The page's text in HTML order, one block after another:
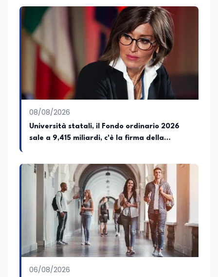
risiede stabilmente) e Presidente
Nazionale di ENBAS, ente bilaterale attivo
nella formazione professionale e nelle
politiche attive per il lavoro. In qualità di
Coordinatore Nazionale dei Progetti di
Ricerca presso ERSAF, guida iniziative che
coniugano intelligenza artificiale e
formazione, tra cui FindYourGoal.it,
piattaforma di orientamento scuola-
lavoro basata sul modello LifeComp,
Avatar4University.Org, sistema AI per la
creazione di corsi universitari con avatar
docente, KeepYouCare.it, piattaforma di
telemedicina, telesoccorso e
telerefertazione. È inoltre Delegato della
ed è membro del tavolo delle regioni,
dove coordina un progetto per la
creazione di un Hub Formativo in Tunisia.
Docente a contratto di Diritto
dell'Economia e Diritto Internazionale
presso la SSML di Lamezia Terme e
presso l'Università Telematica eCampus,
è autore di pubblicazioni in ambito
pedagogico sulle competenze
caratteriali e il framework LifeComp. Ha
tenuto interventi al Senato della
08/08/2026
Università statali, il Fondo ordinario 2026
sale a 9,415 miliardi, c'è la firma della
06/08/2026